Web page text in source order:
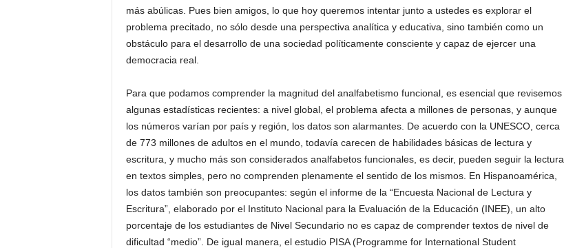
más abúlicas. Pues bien amigos, lo que hoy queremos intentar junto a ustedes es explorar el
problema precitado, no sólo desde una perspectiva analítica y educativa, sino también como un
obstáculo para el desarrollo de una sociedad políticamente consciente y capaz de ejercer una
democracia real.
Para que podamos comprender la magnitud del analfabetismo funcional, es esencial que revisemos
algunas estadísticas recientes: a nivel global, el problema afecta a millones de personas, y aunque
los números varían por país y región, los datos son alarmantes. De acuerdo con la UNESCO, cerca
de 773 millones de adultos en el mundo, todavía carecen de habilidades básicas de lectura y
escritura, y mucho más son considerados analfabetos funcionales, es decir, pueden seguir la lectura
en textos simples, pero no comprenden plenamente el sentido de los mismos. En Hispanoamérica,
los datos también son preocupantes: según el informe de la “Encuesta Nacional de Lectura y
Escritura”, elaborado por el Instituto Nacional para la Evaluación de la Educación (INEE), un alto
porcentaje de los estudiantes de Nivel Secundario no es capaz de comprender textos de nivel de
dificultad “medio”. De igual manera, el estudio PISA (Programme for International Student